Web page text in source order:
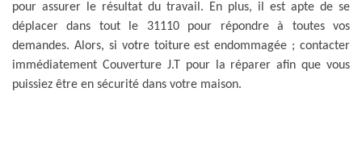
pour assurer le résultat du travail. En plus, il est apte de se
déplacer dans tout le 31110 pour répondre à toutes vos
demandes. Alors, si votre toiture est endommagée ; contacter
immédiatement Couverture J.T pour la réparer afin que vous
puissiez être en sécurité dans votre maison.